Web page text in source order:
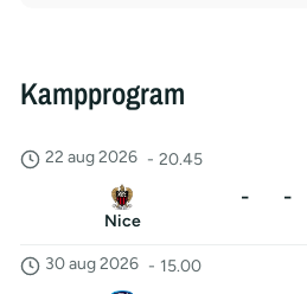
Kampprogram
22 aug 2026 - 20.45
Nice
- -
30 aug 2026 - 15.00